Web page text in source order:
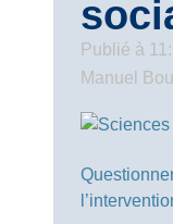
Publié à
Manuel